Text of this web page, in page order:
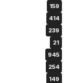
159
414
239
21
945
254
149